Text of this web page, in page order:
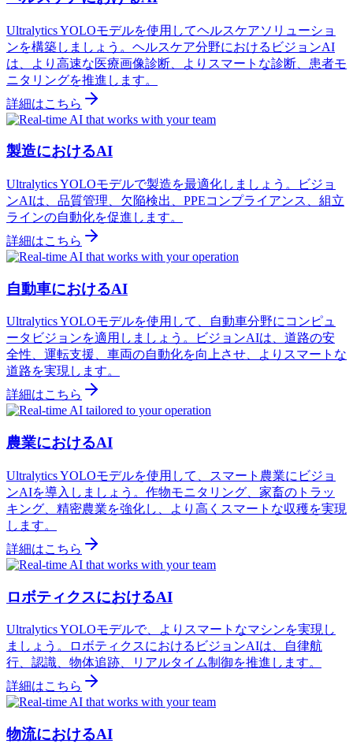
Ultralytics YOLOモデルを使用してヘルスケアソリューショ
ンを構築しましょう。ヘルスケア分野におけるビジョンAI
は、より高速な医療画像診断、よりスマートな診断、患者モ
ニタリングを推進します。
詳細はこちら
製造におけるAI
Ultralytics YOLOモデルで製造を最適化しましょう。ビジョ
ンAIは、品質管理、欠陥検出、PPEコンプライアンス、組立
ラインの自動化を促進します。
詳細はこちら
自動車におけるAI
Ultralytics YOLOモデルを使用して、自動車分野にコンピュ
ータビジョンを適用しましょう。ビジョンAIは、道路の安
全性、運転支援、車両の自動化を向上させ、よりスマートな
道路を実現します。
詳細はこちら
農業におけるAI
Ultralytics YOLOモデルを使用して、スマート農業にビジョ
ンAIを導入しましょう。作物モニタリング、家畜のトラッ
キング、精密農業を強化し、より高くスマートな収穫を実現
します。
詳細はこちら
ロボティクスにおけるAI
Ultralytics YOLOモデルで、よりスマートなマシンを実現し
ましょう。ロボティクスにおけるビジョンAIは、自律航
行、認識、物体追跡、リアルタイム制御を推進します。
詳細はこちら
物流におけるAI